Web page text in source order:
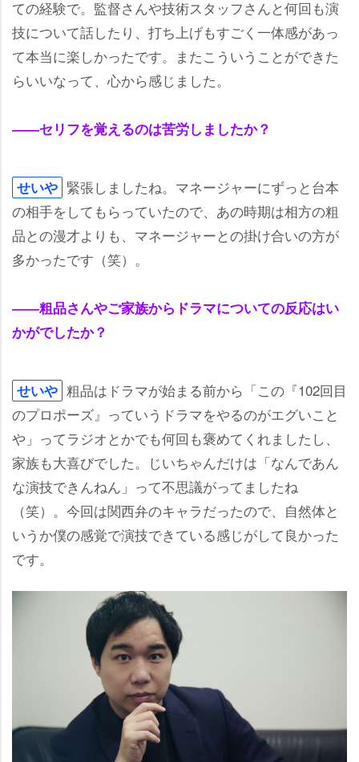
ての経験で。監督さんや技術スタッフさんと何回も演
技について話したり、打ち上げもすごく一体感があっ
て本当に楽しかったです。またこういうことができた
らいいなって、心から感じました。
――セリフを覚えるのは苦労しましたか？
せい 緊張しましたね。マネージャーにずっと台本
の相手をしてもらっていたので、あの時期は相方の粗
品との漫才よりも、マネージャーとの掛け合いの方が
多かったです（笑）。
――粗品さんやご家族からドラマについての反応はい
かがでしたか？
せい 粗品はドラマが始まる前から「この『102回目
のプロポーズ』っていうドラマをやるのがエグいこと
」ってラジオとかでも何回も褒めてくれましたし、
家族も大喜びでした。じいちゃんだけは「なんであん
な演技できんねん」って不思議がってましたね
（笑）。今回は関西弁のキャラだったので、自然体と
いうか僕の感覚で演技できている感じがして良かった
です。